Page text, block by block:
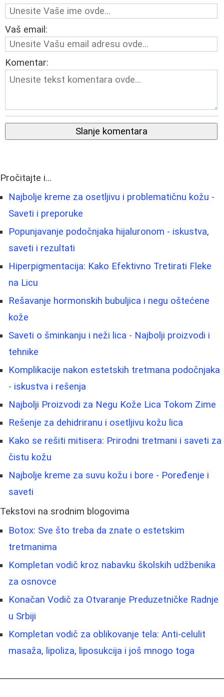
Vaš email:
Komentar:
Slanje komentara
Pročitajte i...
Najbolje kreme za osetljivu i problematičnu kožu -
Saveti i preporuke
Popunjavanje podočnjaka hijaluronom - iskustva,
saveti i rezultati
Hiperpigmentacija: Kako Efektivno Tretirati Fleke
na Licu
Rešavanje hormonskih bubuljica i negu oštećene
kože
Saveti o šminkanju i neži lica - Najbolji proizvodi i
tehnike
Komplikacije nakon estetskih tretmana podočnjaka
- iskustva i rešenja
Najbolji Proizvodi za Negu Kože Lica Tokom Zime
Rešenje za dehidriranu i osetljivu kožu lica
Kako se rešiti mitisera: Prirodni tretmani i saveti za
čistu kožu
Najbolje kreme za suvu kožu i bore - Poređenje i
saveti
Tekstovi na srodnim blogovima
Botox: Sve što treba da znate o estetskim
tretmanima
Kompletan vodič kroz nabavku školskih udžbenika
za osnovce
Konačan Vodič za Otvaranje Preduzetničke Radnje
u Srbiji
Kompletan vodič za oblikovanje tela: Anti-celulit
masaža, lipoliza, liposukcija i još mnogo toga